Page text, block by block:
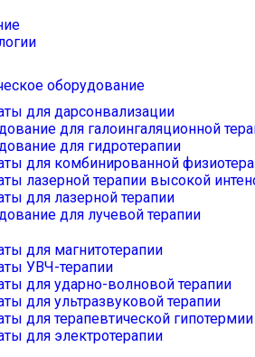
оборудование
для дарсонвализации
для галоингаляционной
для гидротерапии
для комбинированной
лазерной терапии высокой
для лазерной терапии
для лучевой терапии
для магнитотерапии
УВЧ-терапии
для ударно-волновой терапии
для ультразвуковой терапии
для терапевтической
для электротерапии